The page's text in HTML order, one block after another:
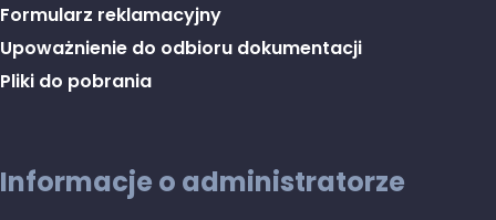
Formularz reklamacyjny
Upoważnienie do odbioru dokumentacji
Pliki do pobrania
Informacje o administratorze